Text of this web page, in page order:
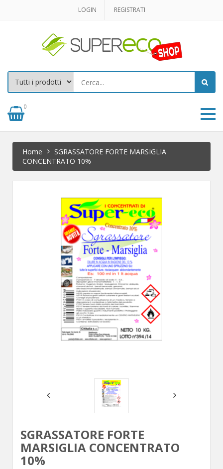
LOGIN REGISTRATI
0
Home
SGRASSATORE FORTE MARSIGLIA
CONCENTRATO 10%
SGRASSATORE FORTE
MARSIGLIA CONCENTRATO
10%